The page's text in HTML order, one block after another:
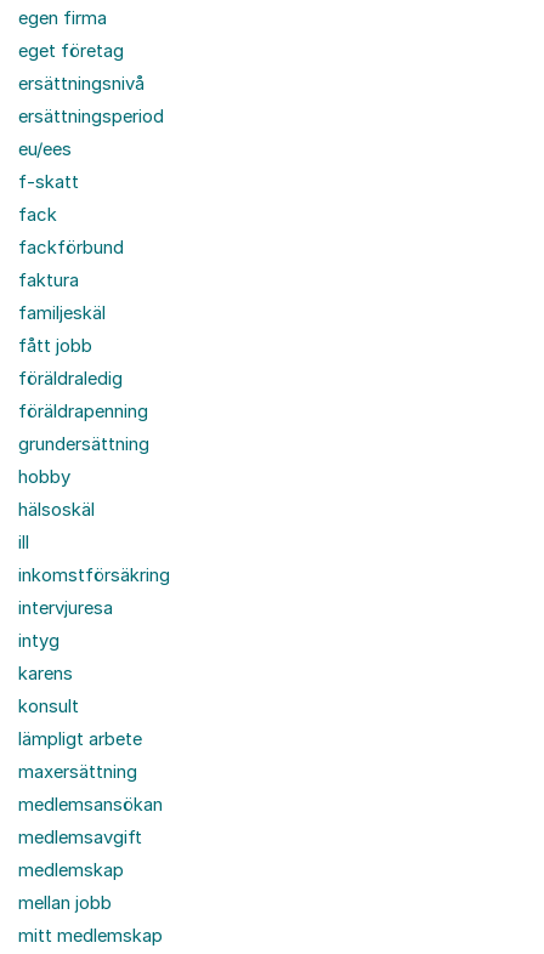
egen firma
eget företag
ersättningsnivå
ersättningsperiod
eu/ees
f-skatt
fack
fackförbund
faktura
familjeskäl
fått jobb
föräldraledig
föräldrapenning
grundersättning
hobby
hälsoskäl
ill
inkomstförsäkring
intervjuresa
intyg
karens
konsult
lämpligt arbete
maxersättning
medlemsansökan
medlemsavgift
medlemskap
mellan jobb
mitt medlemskap